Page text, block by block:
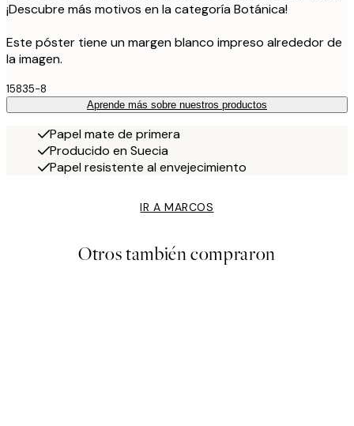
¡Descubre más motivos en la categoría Botánica!
Este póster tiene un margen blanco impreso alrededor de
la imagen.
15835-8
Aprende más sobre nuestros productos
Papel mate de primera
Producido en Suecia
Papel resistente al envejecimiento
IR A MARCOS
Otros también compraron